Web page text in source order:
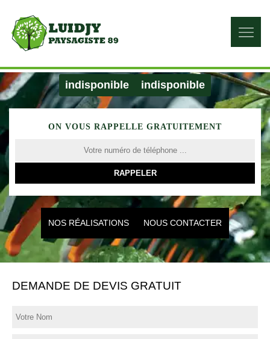
indisponible indisponible
ON VOUS RAPPELLE GRATUITEMENT
NOS RÉALISATIONS NOUS CONTACTER
DEMANDE DE DEVIS GRATUIT